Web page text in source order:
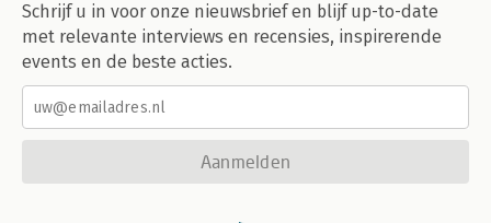
Schrijf u in voor onze nieuwsbrief en blijf up-to-date
met relevante interviews en recensies, inspirerende
events en de beste acties.
Aanmelden